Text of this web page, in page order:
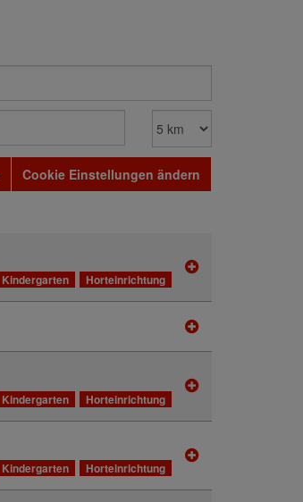
Cookie Einstellungen ändern
Kindergarten Horteinrichtung
Kindergarten Horteinrichtung
Kindergarten Horteinrichtung